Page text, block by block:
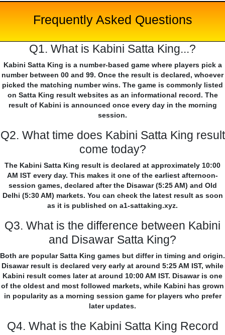
Frequently Asked Questions
Q1. What is Kabini Satta King...?
Kabini Satta King is a number-based game where players pick a
number between 00 and 99. Once the result is declared, whoever
picked the matching number wins. The game is commonly listed
on Satta King result websites as an informational record. The
result of Kabini is announced once every day in the morning
session.
Q2. What time does Kabini Satta King result
come today?
The Kabini Satta King result is declared at approximately 10:00
AM IST every day. This makes it one of the earliest afternoon-
session games, declared after the Disawar (5:25 AM) and Old
Delhi (5:30 AM) markets. You can check the latest result as soon
as it is published on a1-sattaking.xyz.
Q3. What is the difference between Kabini
and Disawar Satta King?
Both are popular Satta King games but differ in timing and origin.
Disawar result is declared very early at around 5:25 AM IST, while
Kabini result comes later at around 10:00 AM IST. Disawar is one
of the oldest and most followed markets, while Kabini has grown
in popularity as a morning session game for players who prefer
later updates.
Q4. What is the Kabini Satta King Record